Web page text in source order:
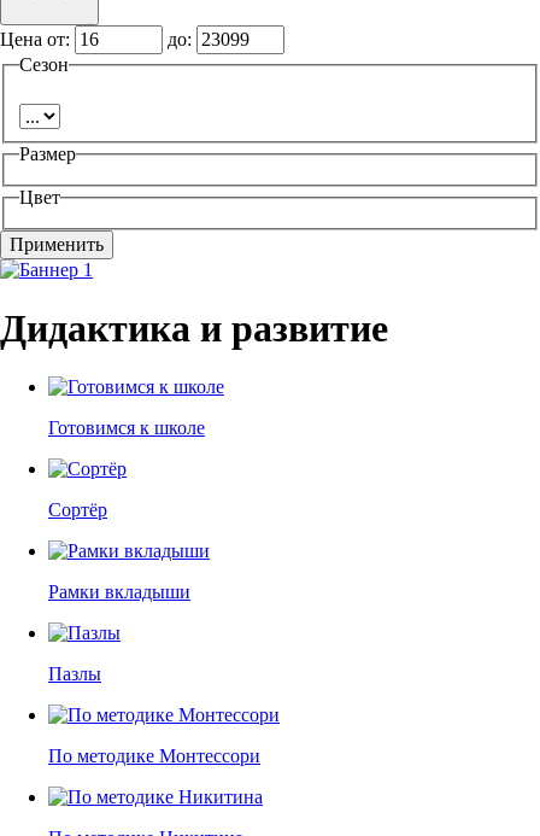
Цена от:
до:
Сезон
Размер
Цвет
Дидактика и развитие
Готовимся к школе
Сортёр
Рамки вкладыши
Пазлы
По методике Монтессори